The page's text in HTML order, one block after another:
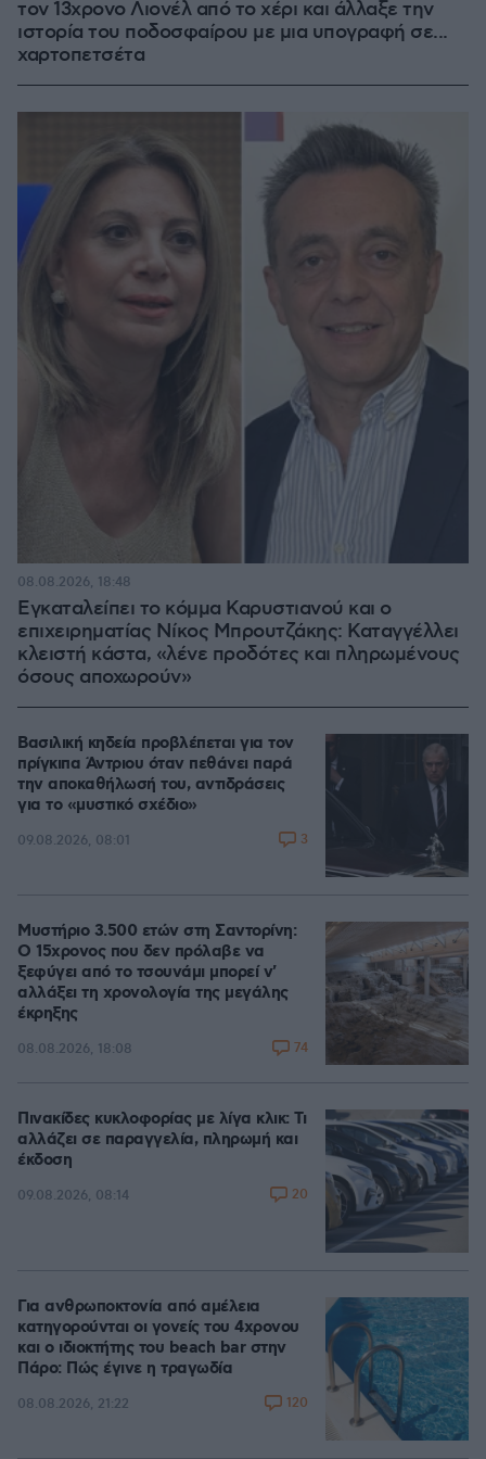
τον 13χρονο Λιονέλ από το χέρι και άλλαξε την
ιστορία του ποδοσφαίρου με μια υπογραφή σε...
χαρτοπετσέτα
Εγκαταλείπει το κόμμα Καρυστιανού και ο
επιχειρηματίας Νίκος Μπρουτζάκης: Καταγγέλλει
κλειστή κάστα, «λένε προδότες και πληρωμένους
όσους αποχωρούν»
08.08.2026, 18:48
Βασιλική κηδεία προβλέπεται για τον
πρίγκιπα Άντριου όταν πεθάνει παρά
την αποκαθήλωσή του, αντιδράσεις
για το «μυστικό σχέδιο»
09.08.2026, 08:01 3
Μυστήριο 3.500 ετών στη Σαντορίνη:
Ο 15χρονος που δεν πρόλαβε να
ξεφύγει από το τσουνάμι μπορεί ν'
αλλάξει τη χρονολογία της μεγάλης
έκρηξης
08.08.2026, 18:08 74
Πινακίδες κυκλοφορίας με λίγα κλικ: Τι
αλλάζει σε παραγγελία, πληρωμή και
έκδοση
09.08.2026, 08:14 20
Για ανθρωποκτονία από αμέλεια
κατηγορούνται οι γονείς του 4χρονου
και ο ιδιοκτήτης του beach bar στην
Πάρο: Πώς έγινε η τραγωδία
08.08.2026, 21:22 120